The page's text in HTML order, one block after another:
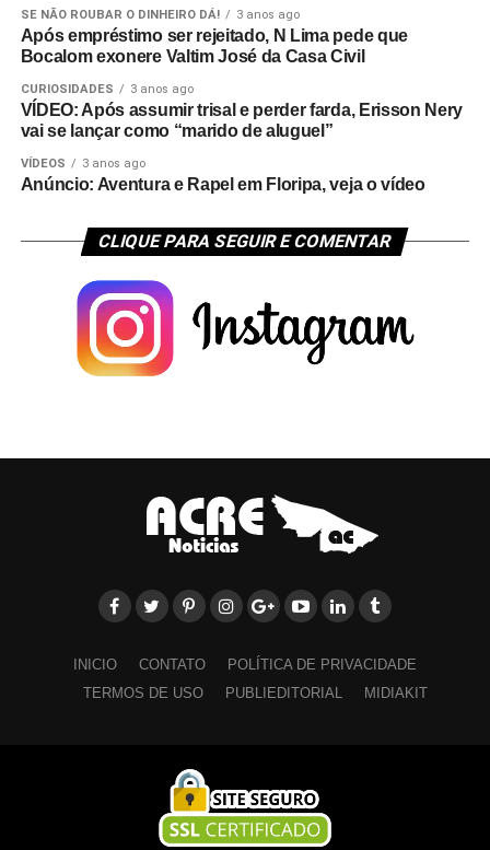
SE NÃO ROUBAR O DINHEIRO DÁ! 3 anos ago
Após empréstimo ser rejeitado, N Lima pede que
Bocalom exonere Valtim José da Casa Civil
CURIOSIDADES 3 anos ago
VÍDEO: Após assumir trisal e perder farda, Erisson Nery
vai se lançar como “marido de aluguel”
VÍDEOS 3 anos ago
Anúncio: Aventura e Rapel em Floripa, veja o vídeo
CLIQUE PARA SEGUIR E COMENTAR
INICIO CONTATO
POLÍTICA DE PRIVACIDADE
TERMOS DE USO
PUBLIEDITORIAL MIDIAKIT